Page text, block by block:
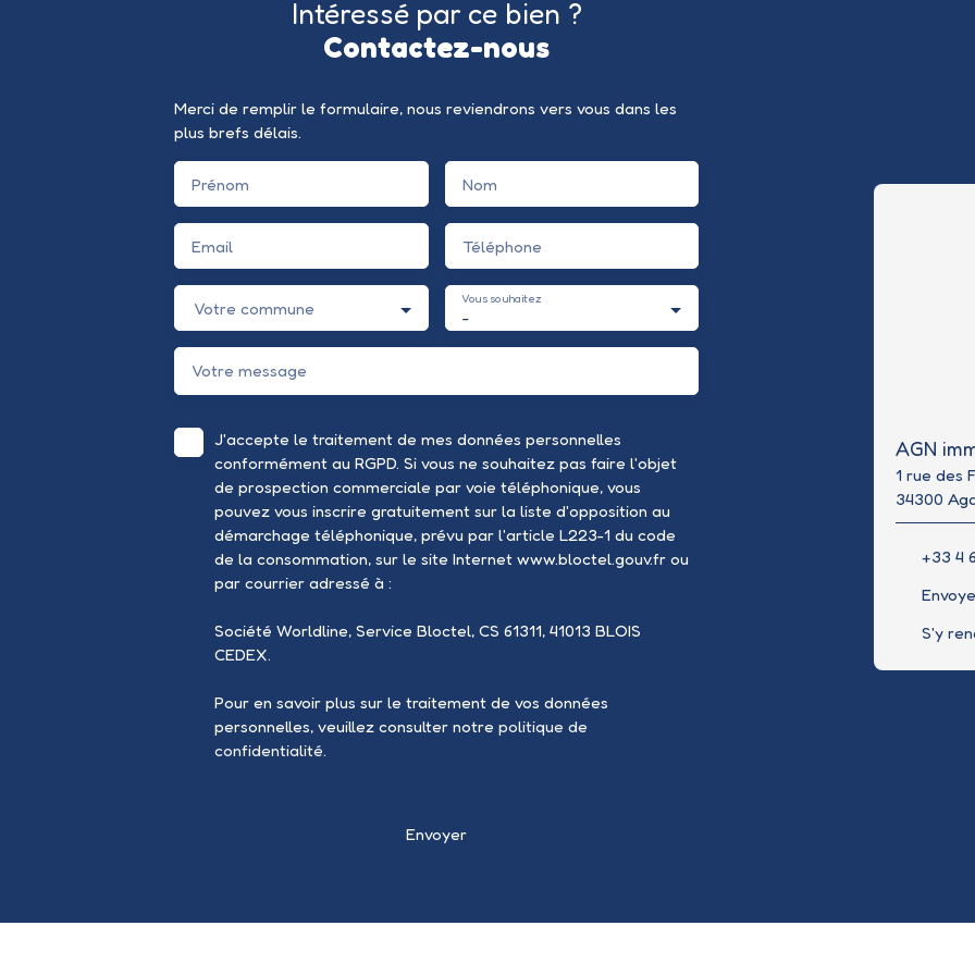
Intéressé par ce bien ?
Contactez-nous
Merci de remplir le formulaire, nous reviendrons vers vous dans les
plus brefs délais.
Prénom Nom
Email Téléphone
Votre commune -
Vous souhaitez
Votre message
J'accepte le traitement de mes données personnelles
conformément au RGPD. Si vous ne souhaitez pas faire l'objet
de prospection commerciale par voie téléphonique, vous
pouvez vous inscrire gratuitement sur la liste d'opposition au
démarchage téléphonique, prévu par l'article L223-1 du code
de la consommation, sur le site Internet www.bloctel.gouv.fr ou
par courrier adressé à :
Société Worldline, Service Bloctel, CS 61311, 41013 BLOIS
CEDEX.
Pour en savoir plus sur le traitement de vos données
personnelles, veuillez consulter notre politique de
confidentialité.
Envoyer
AGN
1 rue des
34300
+33 4
S'y